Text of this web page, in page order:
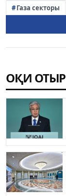
Газа секторы
ОҚИ